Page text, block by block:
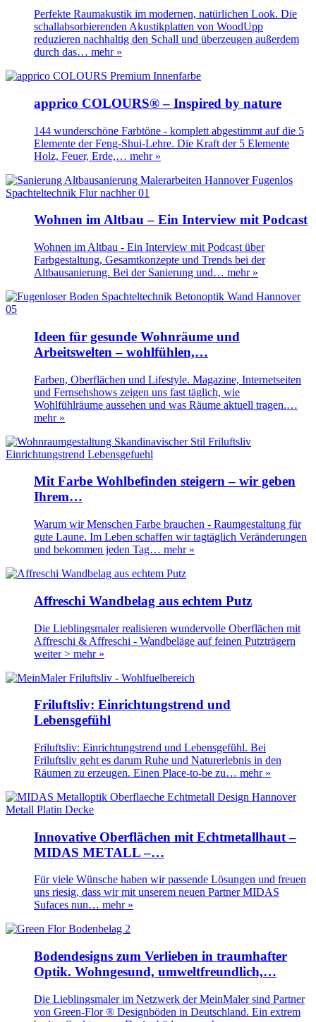
Perfekte Raumakustik im modernen, natürlichen Look. Die
schallabsorbierenden Akustikplatten von WoodUpp
reduzieren nachhaltig den Schall und überzeugen außerdem
durch das… mehr »
apprico COLOURS® – Inspired by nature
144 wunderschöne Farbtöne - komplett abgestimmt auf die 5
Elemente der Feng-Shui-Lehre. Die Kraft der 5 Elemente
Holz, Feuer, Erde,… mehr »
Wohnen im Altbau – Ein Interview mit Podcast
Wohnen im Altbau - Ein Interview mit Podcast über
Farbgestaltung, Gesamtkonzepte und Trends bei der
Altbausanierung. Bei der Sanierung und… mehr »
Ideen für gesunde Wohnräume und
Arbeitswelten – wohlfühlen,…
Farben, Oberflächen und Lifestyle. Magazine, Internetseiten
und Fernsehshows zeigen uns fast täglich, wie
Wohlfühlräume aussehen und was Räume aktuell tragen.…
mehr »
Mit Farbe Wohlbefinden steigern – wir geben
Ihrem…
Warum wir Menschen Farbe brauchen - Raumgestaltung für
gute Laune. Im Leben schaffen wir tagtäglich Veränderungen
und bekommen jeden Tag… mehr »
Affreschi Wandbelag aus echtem Putz
Die Lieblingsmaler realisieren wundervolle Oberflächen mit
Affreschi & Affreschi - Wandbeläge auf feinen Putzträgern
weiter > mehr »
Friluftsliv: Einrichtungstrend und
Lebensgefühl
Friluftsliv: Einrichtungstrend und Lebensgefühl. Bei
Friluftsliv geht es darum Ruhe und Naturerlebnis in den
Räumen zu erzeugen. Einen Place-to-be zu… mehr »
Innovative Oberflächen mit Echtmetallhaut –
MIDAS METALL –…
Für viele Wünsche haben wir passende Lösungen und freuen
uns riesig, dass wir mit unserem neuen Partner MIDAS
Sufaces nun… mehr »
Bodendesigns zum Verlieben in traumhafter
Optik. Wohngesund, umweltfreundlich,…
Die Lieblingsmaler im Netzwerk der MeinMaler sind Partner
von Green-Flor ® Designböden in Deutschland. Ein extrem